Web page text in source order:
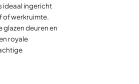
ideaal ingericht
of werkruimte.
deuren en
royale